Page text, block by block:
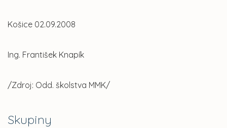
Skupiny
Košice 02.09.2008
Ing. František Knapík
/Zdroj: Odd. školstva MMK/